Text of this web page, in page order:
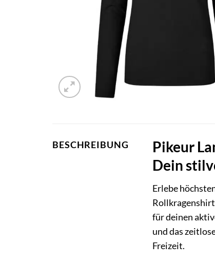
BESCHREIBUNG
Pikeur
Dein
Erlebe
Rollkragenshirt
für deinen
und das
Freizeit.